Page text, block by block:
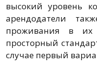
высокий уровень
арендодатели
проживания в их
просторный
случае первый